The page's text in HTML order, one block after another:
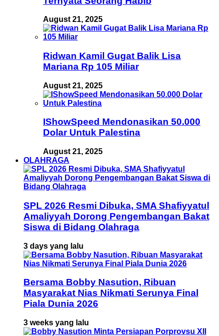
August 21, 2025
Ridwan Kamil Gugat Balik Lisa
Mariana Rp 105 Miliar
August 21, 2025
IShowSpeed Mendonasikan 50.000
Dolar Untuk Palestina
August 21, 2025
OLAHRAGA
SPL 2026 Resmi Dibuka, SMA Shafiyyatul
Amaliyyah Dorong Pengembangan Bakat
Siswa di Bidang Olahraga
3 days yang lalu
Bersama Bobby Nasution, Ribuan
Masyarakat Nias Nikmati Serunya Final
Piala Dunia 2026
3 weeks yang lalu